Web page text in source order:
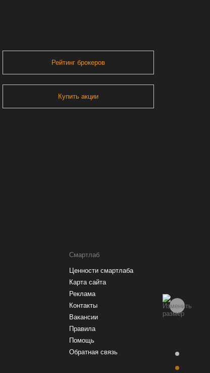
Рейтинг брокеров
Купить акции
Смартлаб
Ценности смартлаба
Карта сайта
Реклама
Контакты
Вакансии
Правила
Помощь
Обратная связь